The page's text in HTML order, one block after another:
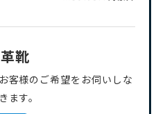
靴
客様のご希望をお伺いしな
す。